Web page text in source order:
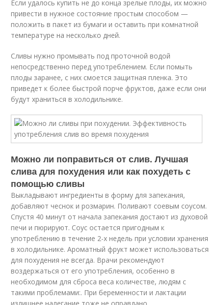
Если удалось купить не до конца зрелые плоды, их можно
привести в нужное состояние простым способом —
положить в пакет из бумаги и оставить при комнатной
температуре на несколько дней.
Сливы нужно промывать под проточной водой
непосредственно перед употреблением. Если помыть
плоды заранее, с них смоется защитная пленка. Это
приведет к более быстрой порче фруктов, даже если они
будут храниться в холодильнике.
Можно ли поправиться от слив. Лучшая
слива для похудения или как похудеть с
помощью сливы
Выкладывают ингредиенты в форму для запекания,
добавляют чеснок и розмарин. Поливают соевым соусом.
Спустя 40 минут от начала запекания достают из духовой
печи и пюрируют. Соус остается пригодным к
употреблению в течение 2-х недель при условии хранения
в холодильнике. Ароматный фрукт может использоваться
для похудения не всегда. Врачи рекомендуют
воздержаться от его употребления, особенно в
необходимом для сброса веса количестве, людям с
такими проблемами:. При беременности и лактации